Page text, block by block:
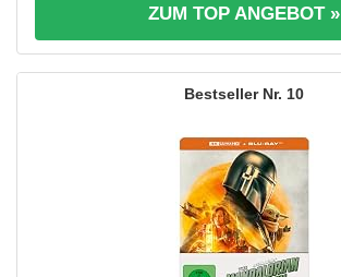
ZUM TOP ANGEBOT »
10